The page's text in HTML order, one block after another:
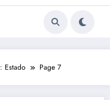
Estado Page 7